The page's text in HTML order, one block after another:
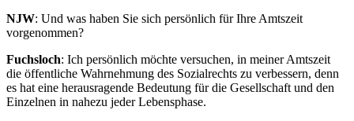
NJW: Und was haben Sie sich persönlich für Ihre Amtszeit
vorgenommen?
Fuchsloch: Ich persönlich möchte versuchen, in meiner Amtszeit
die öffentliche Wahrnehmung des Sozialrechts zu verbessern, denn
es hat eine herausragende Bedeutung für die Gesellschaft und den
Einzelnen in nahezu jeder Lebensphase.